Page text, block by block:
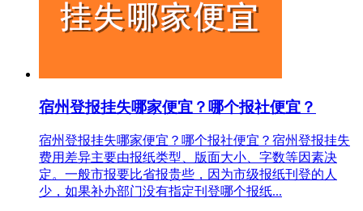
宿州登报挂失哪家便宜？哪个报社便宜？
宿州登报挂失哪家便宜？哪个报社便宜？宿州登报挂失
费用差异主要由报纸类型、版面大小、字数等因素决
定。一般市报要比省报贵些，因为市级报纸刊登的人
少，如果补办部门没有指定刊登哪个报纸...